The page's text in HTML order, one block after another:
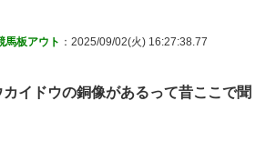
馬板アウト ：2025/09/02(火) 16:27:38.77
イドウの銅像があるって昔ここで聞